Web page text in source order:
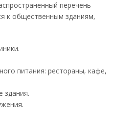
перечень
к общественным зданиям,
питания: рестораны, кафе,
здания.